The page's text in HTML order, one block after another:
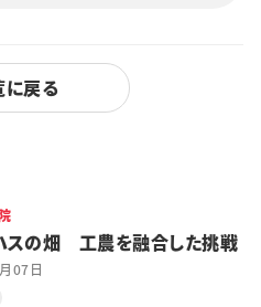
に戻る
の畑 工農を融合した挑戦
07日